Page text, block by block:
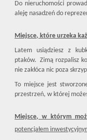
Do nieruchomości
aleję nasadzeń do
Miejsce, które urzeka
Latem usiądziesz z
ptaków. Zimą rozpalisz
nie zakłóca nic poza
To miejsce jest
przestrzeń, w której
Miejsce, w którym
potencjałem